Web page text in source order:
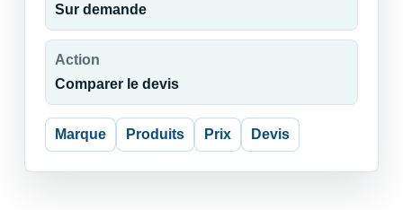
Sur demande
Action
Comparer le devis
Marque Produits Prix Devis